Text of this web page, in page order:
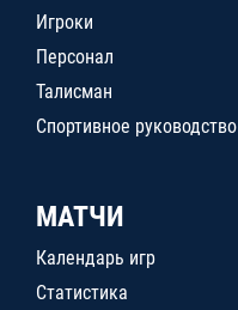
Игроки
Персонал
Талисман
Спортивное руководство
МАТЧИ
Календарь игр
Статистика